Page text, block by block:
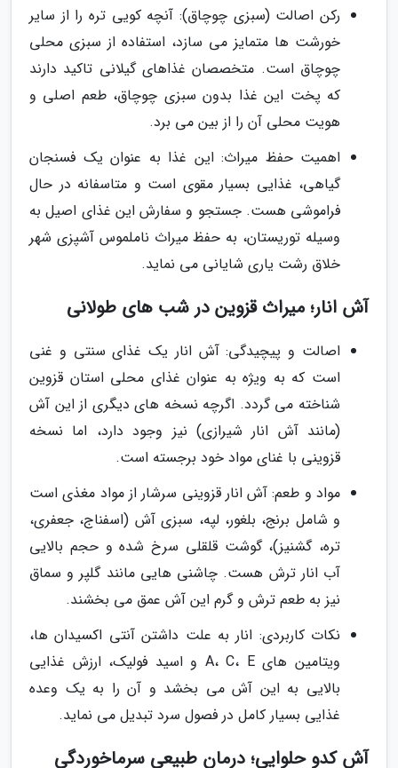
رکن اصالت (سبزی چوچاق): آنچه کویی تره را از سایر
خورشت ها متمایز می سازد، استفاده از سبزی محلی
چوچاق است. متخصصان غذاهای گیلانی تاکید دارند
که پخت این غذا بدون سبزی چوچاق، طعم اصلی و
هویت محلی آن را از بین می برد.
اهمیت حفظ میراث: این غذا به عنوان یک فسنجان
گیاهی، غذایی بسیار مقوی است و متاسفانه در حال
فراموشی هست. جستجو و سفارش این غذای اصیل به
وسیله توریستان، به حفظ میراث ناملموس آشپزی شهر
خلاق رشت یاری شایانی می نماید.
آش انار؛ میراث قزوین در شب های طولانی
اصالت و پیچیدگی: آش انار یک غذای سنتی و غنی
است که به ویژه به عنوان غذای محلی استان قزوین
شناخته می گردد. اگرچه نسخه های دیگری از این آش
(مانند آش انار شیرازی) نیز وجود دارد، اما نسخه
قزوینی با غنای مواد خود برجسته است.
مواد و طعم: آش انار قزوینی سرشار از مواد مغذی است
و شامل برنج، بلغور، لپه، سبزی آش (اسفناج، جعفری،
تره، گشنیز)، گوشت قلقلی سرخ شده و حجم بالایی
آب انار ترش هست. چاشنی هایی مانند گلپر و سماق
نیز به طعم ترش و گرم این آش عمق می بخشند.
نکات کاربردی: انار به علت داشتن آنتی اکسیدان ها،
ویتامین های A، C، E و اسید فولیک، ارزش غذایی
بالایی به این آش می بخشد و آن را به یک وعده
غذایی بسیار کامل در فصول سرد تبدیل می نماید.
آش کدو حلوایی؛ درمان طبیعی سرماخوردگی